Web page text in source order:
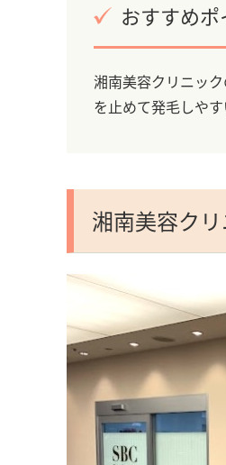
おすすめポ
湘南美容クリニッ
を止めて発毛しやす
湘南美容ク